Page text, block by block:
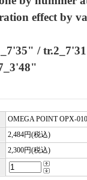
effect by
/
OMEGA POINT OPX-010
2,484円(税込)
2,300円(税込)